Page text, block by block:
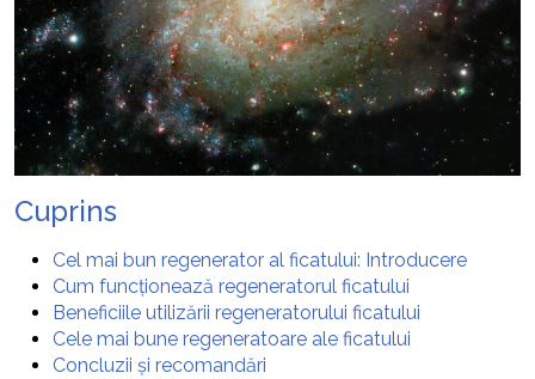
Cuprins
Cel mai bun regenerator al ficatului: Introducere
Cum funcționează regeneratorul ficatului
Beneficiile utilizării regeneratorului ficatului
Cele mai bune regeneratoare ale ficatului
Concluzii și recomandări